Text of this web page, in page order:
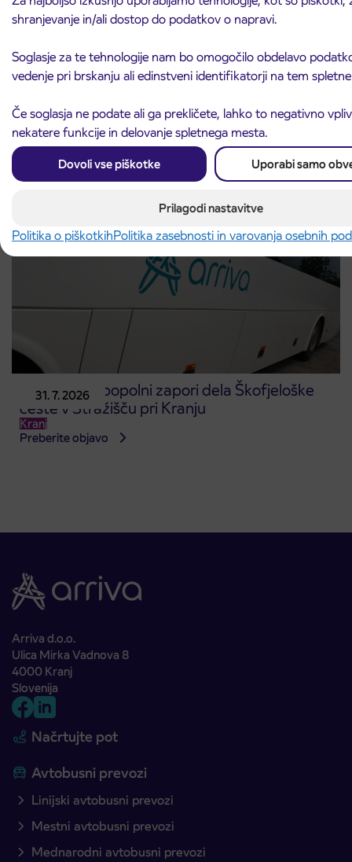
shranjevanje in/ali dostop do podatkov o napravi.
Soglasje za te tehnologije nam bo omogočilo obdelavo
vedenje pri brskanju ali edinstveni identifikatorji na tem
Če soglasja ne podate ali ga prekličete, lahko to negativno
nekatere funkcije in delovanje spletnega mesta.
Dovoli vse piškotke Uporabi samo
Prilagodi nastavitve
Politika o piškotkihPolitika zasebnosti in varovanja osebnih
3. 8. 2026
ČEŠNJEVEK – TRATA
Kranj
Preberite objavo
31. 7. 2026
Obvestilo o popolni zapori dela Škofjeloške
ceste v Stražišču pri Kranju
Kranj
Preberite objavo
Arriva d.o.o.
Ulica Mirka Vadnova 8
4000 Kranj
Slovenija
Načrtujte pot
Avtobusni prevozi
Linijski avtobusni prevozi
Mestni avtobusni prevozi
Mednarodni avtobusni prevozi